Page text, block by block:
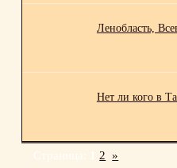
Ленобласть,
Нет ли кого в
Страница: 1 2 »